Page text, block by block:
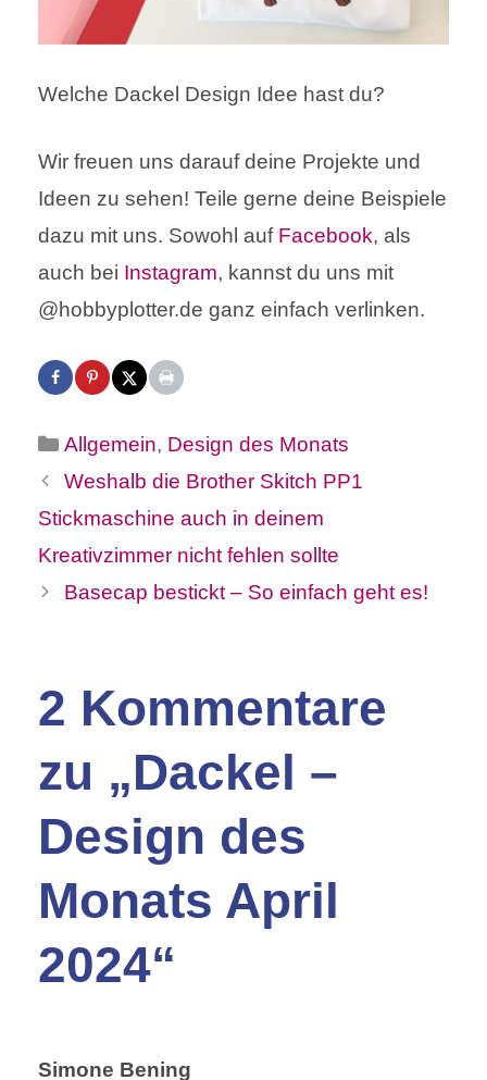
Welche Dackel Design Idee hast du?
Wir freuen uns darauf deine Projekte und
Ideen zu sehen! Teile gerne deine Beispiele
dazu mit uns. Sowohl auf Facebook, als
auch bei Instagram, kannst du uns mit
@hobbyplotter.de ganz einfach verlinken.
Kategorien
Allgemein, Design des Monats
Weshalb die Brother Skitch PP1
Stickmaschine auch in deinem
Kreativzimmer nicht fehlen sollte
Basecap bestickt – So einfach geht es!
2 Kommentare
zu „Dackel –
Design des
Monats April
2024“
Simone Bening